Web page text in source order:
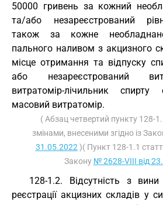
50000 гривень за кожний
та/або незареєстрований
також за кожне
пального наливом з акцизного
місце отримання та відпуску
або незареєстрований
витратомір-лічильник
масовий витратомір.
( Абзац четвертий пункту 128-
змінами, внесеними згідно із
31.05.2022 )( Пункт 128-1.1
Закону № 2628-VIII від
128-1.2. Відсутність з
реєстрації акцизних складів у